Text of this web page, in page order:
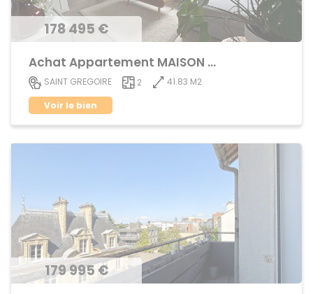
178 495 €
Achat Appartement MAISON BLANCHE
SAINT GREGOIRE 2
41.83 M2
Voir le bien
179 995 €